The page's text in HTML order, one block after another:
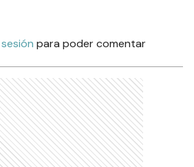
para poder comentar